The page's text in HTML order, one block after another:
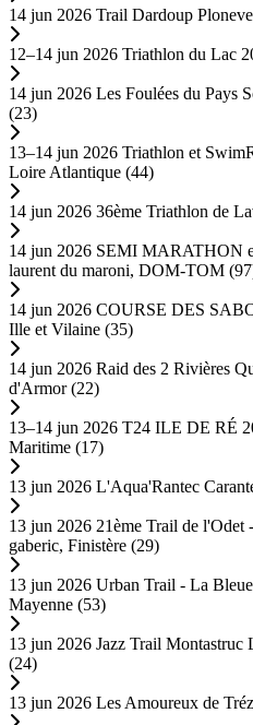
14 jun 2026 Trail Dardoup
12–14 jun 2026 Triathlon du Lac
14 jun 2026 Les Foulées du Pays
(23)
13–14 jun 2026 Triathlon et
Loire Atlantique (44)
14 jun 2026 36ème Triathlon de
14 jun 2026 SEMI MARATHON
laurent du maroni, DOM-TOM
14 jun 2026 COURSE DES
Ille et Vilaine (35)
14 jun 2026 Raid des 2 Rivières
d'Armor (22)
13–14 jun 2026 T24 ILE DE RÉ
Maritime (17)
13 jun 2026 L'Aqua'Rantec
13 jun 2026 21ème Trail de
gaberic, Finistère (29)
13 jun 2026 Urban Trail - La
Mayenne (53)
13 jun 2026 Jazz Trail Montastruc
(24)
13 jun 2026 Les Amoureux de